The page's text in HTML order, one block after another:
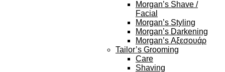
Morgan’s Shave /
Facial
Morgan’s Styling
Morgan’s Darkening
Morgan’s Αξεσουάρ
Tailor’s Grooming
Care
Shaving